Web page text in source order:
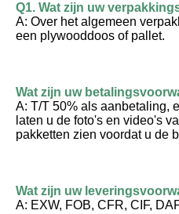
Q1. Wat zijn uw
A: Over het algemeen
een plywooddoos of pallet.
Wat zijn uw
A: T/T 50% als aanbetaling,
laten u de foto's en video's
pakketten zien voordat u de
Wat zijn uw
A: EXW, FOB, CFR, CIF,